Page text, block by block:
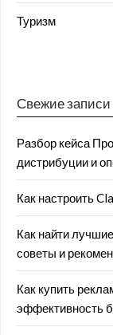
Туризм
Свежие записи
Разбор кейса
дистрибуции и
Как настроить
Как найти
советы и
Как купить
эффективность